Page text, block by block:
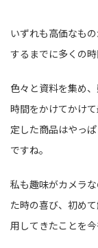
いずれも高価なも
するまでに多くの時
色々と資料を集め
時間をかけてかけ
定した商品はやっ
ですね。
私も趣味がカメラ
た時の喜び、初め
用してきたことを